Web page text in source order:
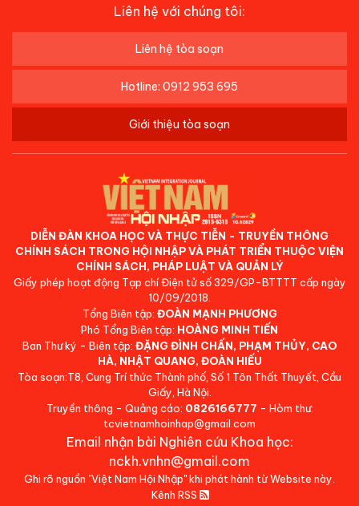
Liên hệ với chúng tôi:
Liên hệ tòa soạn
Hotline: 0912 953 695
Giới thiệu tòa soạn
DIỄN ĐÀN KHOA HỌC VÀ THỰC TIỄN - TRUYỀN THÔNG
CHÍNH SÁCH TRONG HỘI NHẬP VÀ PHÁT TRIỂN THUỘC VIỆN
CHÍNH SÁCH, PHÁP LUẬT VÀ QUẢN LÝ
Giấy phép hoạt động Tạp chí Điện tử số 329/GP-BTTTT cấp ngày
10/09/2018.
Tổng Biên tập: ĐOÀN MẠNH PHƯƠNG
Phó Tổng Biên tập: HOÀNG MINH TIẾN
Ban Thư ký - Biên tập: ĐẶNG ĐÌNH CHẤN, PHẠM THỦY, CAO
HÀ, NHẬT QUANG, ĐOÀN HIẾU
Tòa soạn:T8, Cung Trí thức Thành phố, Số 1 Tôn Thất Thuyết, Cầu
Giấy, Hà Nội.
Truyền thông - Quảng cáo: 0826166777 - Hòm thư:
tcvietnamhoinhap@gmail.com
Email nhận bài Nghiên cứu Khoa học:
nckh.vnhn@gmail.com
Ghi rõ nguồn "Việt Nam Hội Nhập" khi phát hành từ Website này.
Kênh RSS